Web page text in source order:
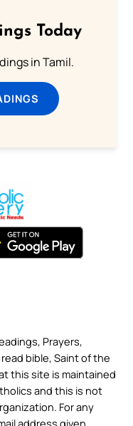
Today
in Tamil.
Prayers,
bible, Saint of the
this site is maintained
and this is not
For any